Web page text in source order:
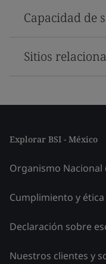
Capacidad de
Sitios
Explorar BSI - México
Organismo
Cumplimiento y ética
Declaración sobre
Nuestros clientes y